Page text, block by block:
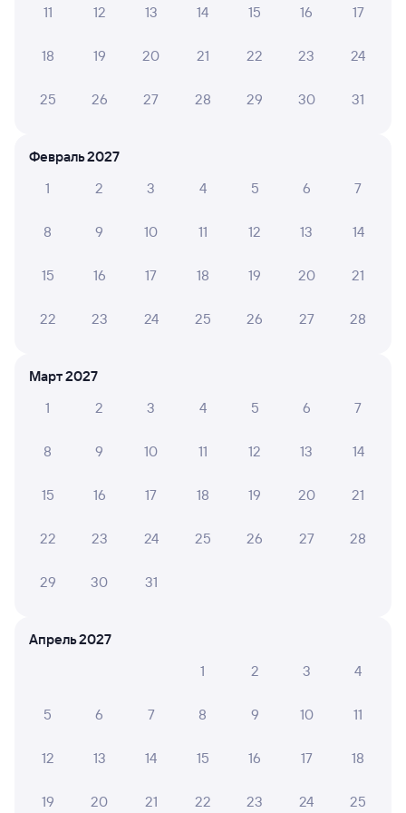
А ещё здесь можно найти
Обратные билеты из Шафраново в Киренгу
Отели
11 12 13 14 15 16 17
18 19 20 21 22 23 24
25 26 27 28 29 30 31
Февраль 2027
1
2 3 4 5 6 7
8 9 10 11 12 13 14
15 16 17 18 19 20 21
22 23 24 25 26 27 28
Март 2027
1
2 3 4 5 6 7
8 9 10 11 12 13 14
15 16 17 18 19 20 21
22 23 24 25 26 27 28
29 30 31
Апрель 2027
1
2 3 4
5 6 7 8 9 10 11
12 13 14 15 16 17 18
19 20 21 22 23 24 25